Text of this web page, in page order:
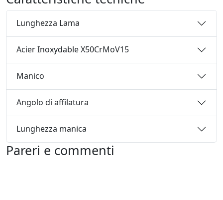
Lunghezza Lama
Acier Inoxydable X50CrMoV15
Manico
Angolo di affilatura
Lunghezza manica
Pareri e commenti